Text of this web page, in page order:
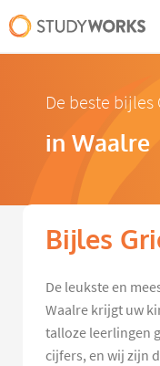
De beste bijles
in Waalre
Bijles
De leukste en
Waalre krijgt uw
talloze leerlingen
cijfers, en wij zijn